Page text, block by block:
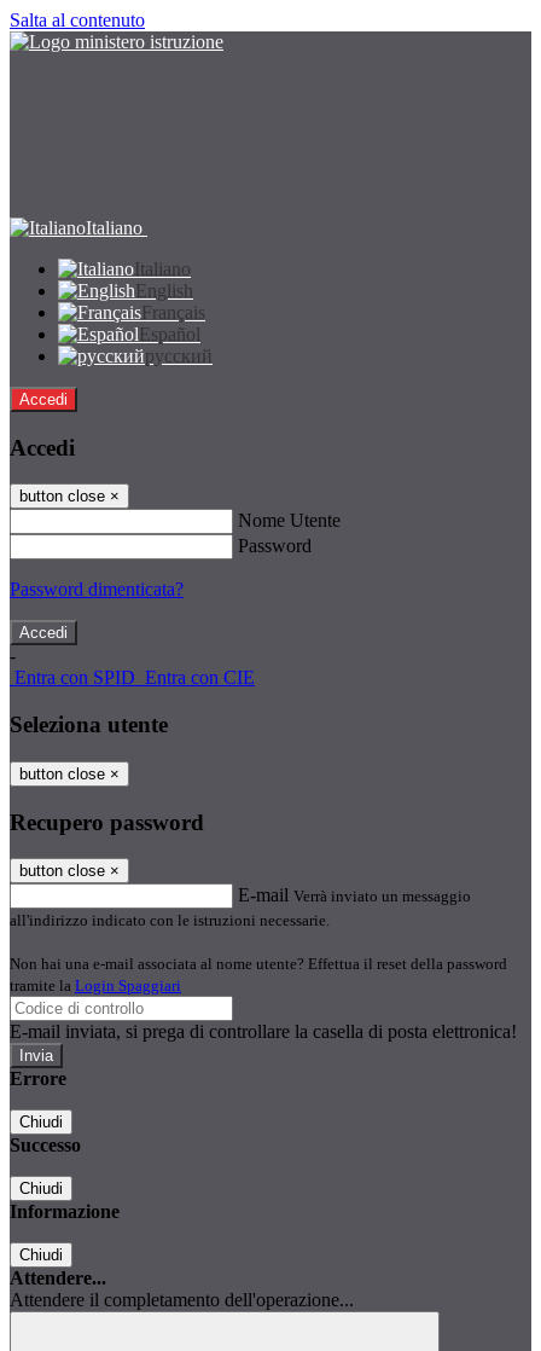
Salta al contenuto
Italiano
Italiano
English
Français
Español
русский
Accedi
Accedi
button close ×
Nome Utente
Password
Password dimenticata?
-
Entra con SPID Entra con CIE
Seleziona utente
button close ×
Recupero password
button close ×
E-mail Verrà inviato un messaggio
all'indirizzo indicato con le istruzioni necessarie.
Non hai una e-mail associata al nome utente? Effettua il reset della password
tramite la Login Spaggiari
E-mail inviata, si prega di controllare la casella di posta elettronica!
Errore
Chiudi
Successo
Chiudi
Informazione
Chiudi
Attendere...
Attendere il completamento dell'operazione...